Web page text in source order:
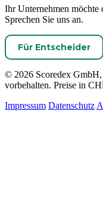
Ihr Unternehmen
Sprechen Sie uns an.
Für Entscheider
© 2026 Scoredex
vorbehalten. Preise in
Impressum Datenschutz